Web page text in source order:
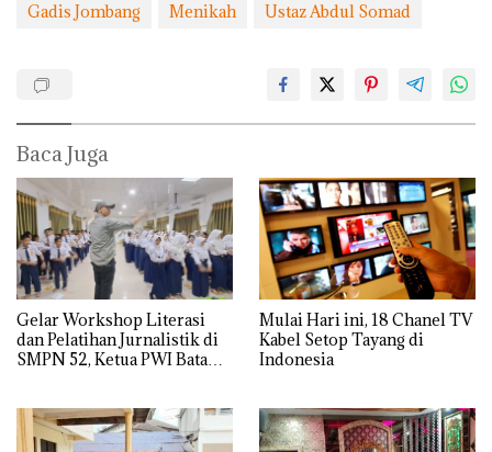
Gadis Jombang Menikah Ustaz Abdul Somad
Baca Juga
Gelar Workshop Literasi
dan Pelatihan Jurnalistik di
SMPN 52, Ketua PWI Batam
Mulai Hari ini, 18 Chanel TV
Kabel Setop Tayang di
Indonesia